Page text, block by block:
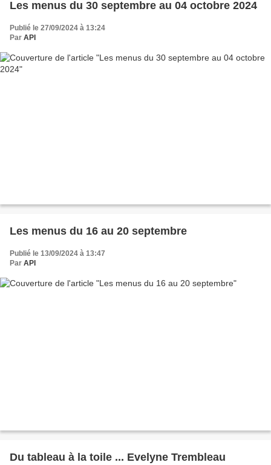
Les menus du 30 septembre au 04 octobre 2024
Publié le 27/09/2024 à 13:24
Par API
Les menus du 16 au 20 septembre
Publié le 13/09/2024 à 13:47
Par API
Du tableau à la toile ... Evelyne Trembleau